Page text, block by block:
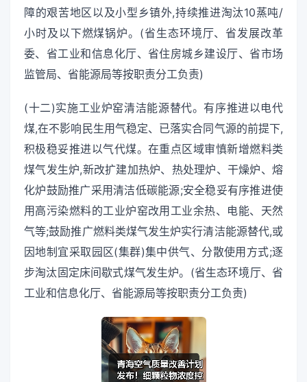
障的艰苦地区以及小型乡镇外,持续推进淘汰10蒸吨/
小时及以下燃煤锅炉。(省生态环境厅、省发展改革
委、省工业和信息化厅、省住房城乡建设厅、省市场
监管局、省能源局等按职责分工负责)
(十二)实施工业炉窑清洁能源替代。有序推进以电代
煤,在不影响民生用气稳定、已落实合同气源的前提下,
积极稳妥推进以气代煤。在重点区域审慎新增燃料类
煤气发生炉,新改扩建加热炉、热处理炉、干燥炉、熔
化炉鼓励推广采用清洁低碳能源;安全稳妥有序推进使
用高污染燃料的工业炉窑改用工业余热、电能、天然
气等;鼓励推广燃料类煤气发生炉实行清洁能源替代,或
因地制宜采取园区(集群)集中供气、分散使用方式;逐
步淘汰固定床间歇式煤气发生炉。(省生态环境厅、省
工业和信息化厅、省能源局等按职责分工负责)